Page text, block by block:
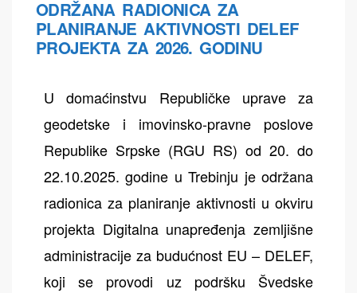
ODRŽANA RADIONICA ZA
PLANIRANJE AKTIVNOSTI DELEF
PROJEKTA ZA 2026. GODINU
U domaćinstvu Republičke uprave za
geodetske i imovinsko-pravne poslove
Republike Srpske (RGU RS) od 20. do
22.10.2025. godine u Trebinju je održana
radionica za planiranje aktivnosti u okviru
projekta Digitalna unapređenja zemljišne
administracije za budućnost EU – DELEF,
koji se provodi uz podršku Švedske